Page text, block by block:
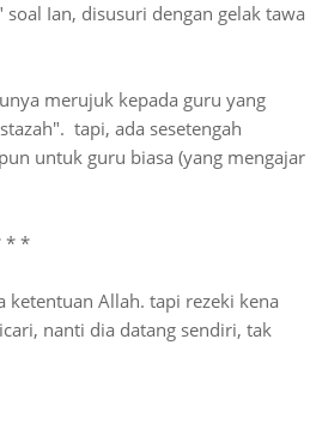
soal Ian, disusuri dengan gelak tawa
merujuk kepada guru yang
tapi, ada sesetengah
untuk guru biasa (yang mengajar
* *
ketentuan Allah. tapi rezeki kena
nanti dia datang sendiri, tak